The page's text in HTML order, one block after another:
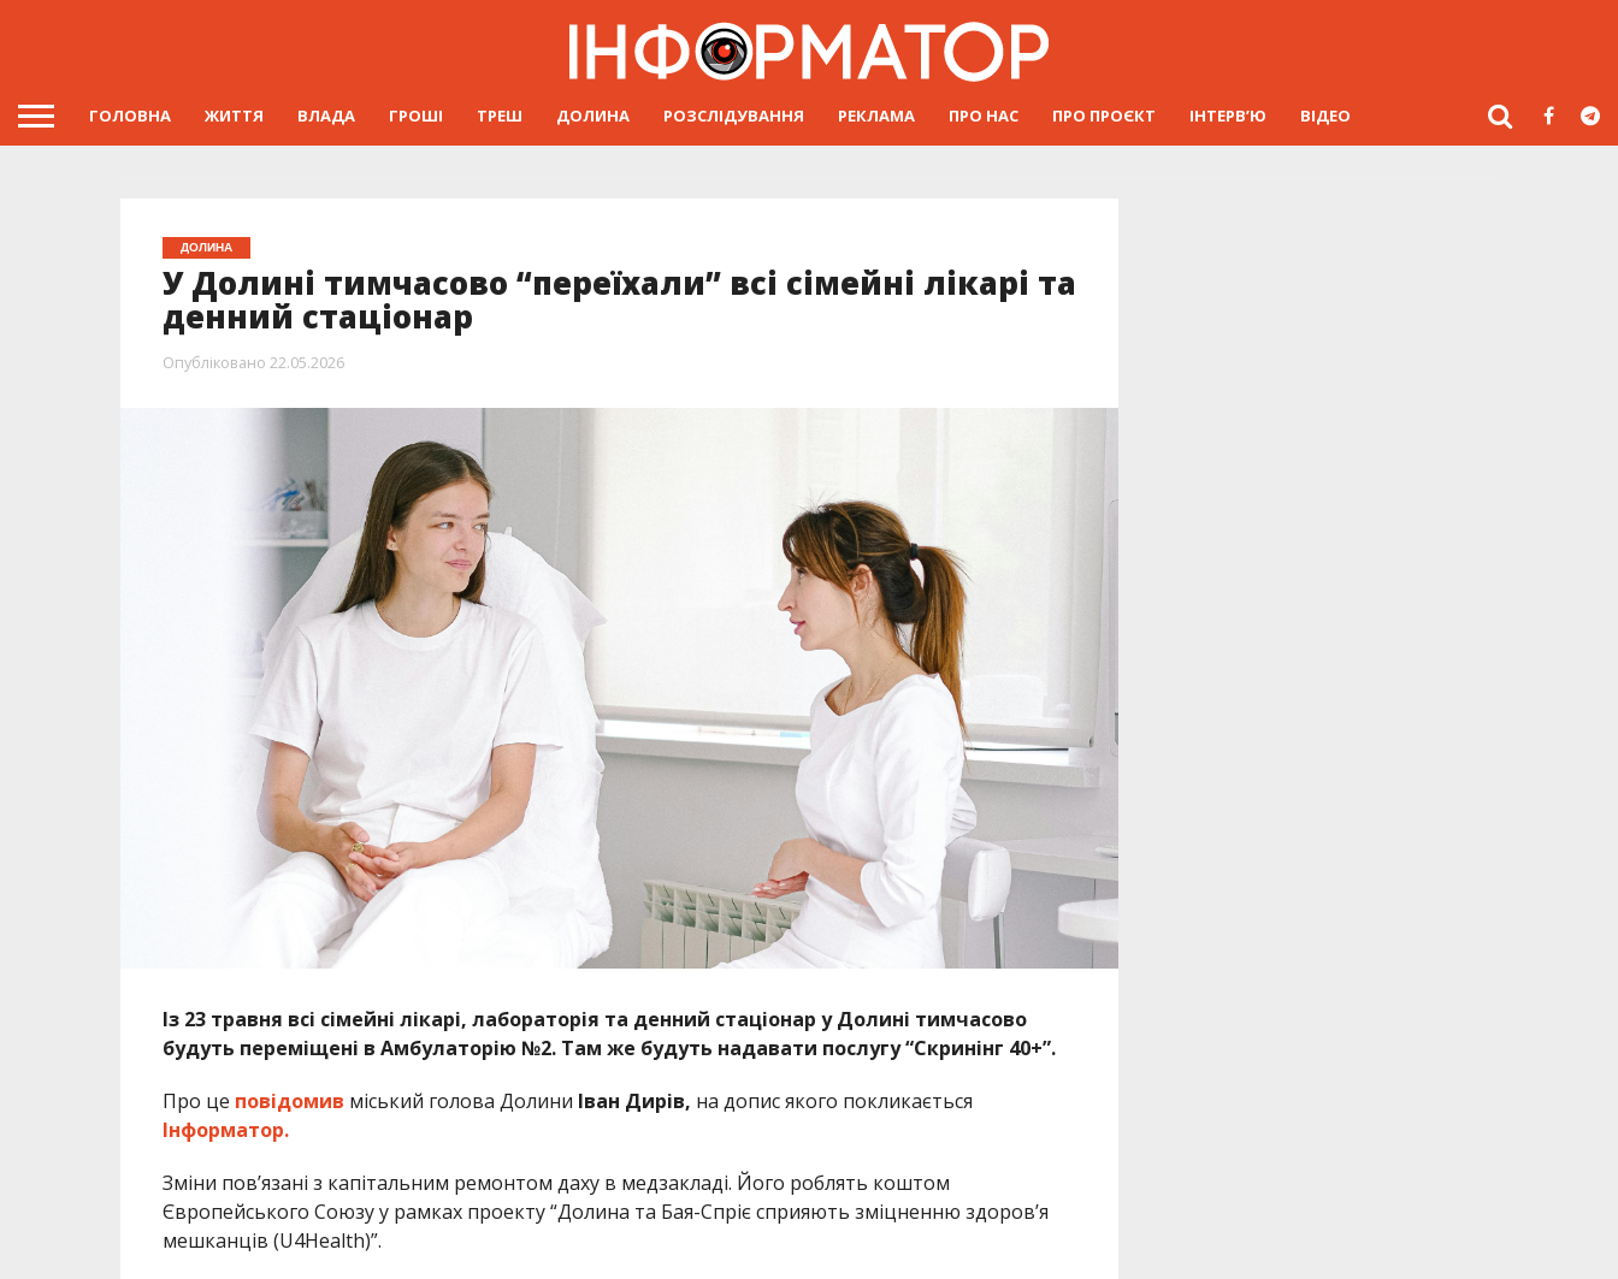
ГОЛОВНА ЖИТТЯ ВЛАДА ГРОШІ ТРЕШ ДОЛИНА РОЗСЛІДУВАННЯ РЕКЛАМА ПРО НАС ПРО ПРОЄКТ ІНТЕРВ’Ю ВІДЕО
ДОЛИНА
У Долині тимчасово “переїхали” всі сімейні лікарі та
денний стаціонар
Опубліковано 22.05.2026
Із 23 травня всі сімейні лікарі, лабораторія та денний стаціонар у Долині тимчасово
будуть переміщені в Амбулаторію №2. Там же будуть надавати послугу “Скринінг 40+”.
Про це повідомив міський голова Долини Іван Дирів, на допис якого покликається
Інформатор.
Зміни пов’язані з капітальним ремонтом даху в медзакладі. Його роблять коштом
Європейського Союзу у рамках проекту “Долина та Бая-Спріє сприяють зміцненню здоров’я
мешканців (U4Health)”.